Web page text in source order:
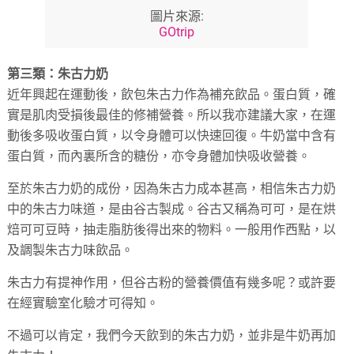
圖片來源:
GOtrip
第三類：朱古力奶
近年興起在運動後，飲包朱古力作為補充飲品。蛋白質，確
實是肌肉受損後最佳的修補營養。所以我亦建議大家，在運
動後多吸收蛋白質，以令身體可以快速回復。牛奶當中含有
蛋白質，而內裏所含的糖份，亦令身體加快吸收營養。
至於朱古力奶的成份，因為朱古力成本甚高，相信朱古力奶
中的朱古力味道，是由谷古製成。谷古又稱為可可，是在烘
焙可可豆時，抽走脂肪後得出來的物料。一般用作西點，以
及調製朱古力味飲品。
朱古力有提神作用，但谷古粉的營養價值有幾多呢？或許要
在經實驗室化驗才可得知。
不過可以肯定，我們今天飲到的朱古力奶，並非是牛奶再加